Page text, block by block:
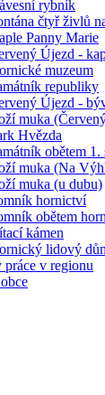
rybník
čtyř živlů
Panny Marie
Újezd -
muzeum
republiky
Újezd -
muka
Hvězda
obětem
muka (Na
muka (u dubu)
hornictví
obětem
kámen
lidový
v regionu